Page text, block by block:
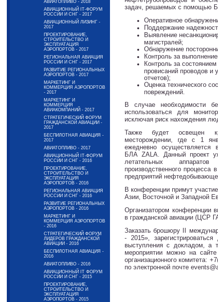
АВИАТОПЛИВО - 2018
АВИАЦИОННЫЙ IT-ФОРУМ
РОССИИ И СНГ - 2017
АВИАЦИОННЫЙ ЛИЗИНГ -
2017
ПРОЕКТИРОВАНИЕ,
СТРОИТЕЛЬСТВО И
ЭКСПЛУАТАЦИЯ
АЭРОПОРТОВ - 2017
РЕГИОНАЛЬНАЯ АВИАЦИЯ
РОССИИ И СНГ - 2017
РАЗВИТИЕ РЕГИОНАЛЬНЫХ
АЭРОПОРТОВ - 2017
МАРКЕТИНГ И
КОММЕРЦИЯ АЭРОПОРТОВ
- 2017
МАРКЕТИНГ И
КОММЕРЦИЯ
АВИАКОМПАНИЙ - 2017
СТРАТЕГИЧЕСКИЙ ФОРУМ
ГРАЖДАНСКОЙ АВИАЦИИ -
2017
БЕСПИЛОТНАЯ АВИАЦИЯ -
2017
АВИАТОПЛИВО - 2017
АВИАЦИОННЫЙ IT-ФОРУМ
РОССИИ И СНГ - 2016
ПРОЕКТИРОВАНИЕ,
СТРОИТЕЛЬСТВО И
ЭКСПЛУАТАЦИЯ
АЭРОПОРТОВ - 2016
РЕГИОНАЛЬНАЯ АВИАЦИЯ
РОССИИ И СНГ - 2016
РАЗВИТИЕ РЕГИОНАЛЬНЫХ
АЭРОПОРТОВ - 2016
МАРКЕТИНГ И
КОММЕРЦИЯ АЭРОПОРТОВ
- 2016
СТРАТЕГИЧЕСКИЙ ФОРУМ
ЛИДЕРОВ ГРАЖДАНСКОЙ
АВИАЦИИ - 2016
БЕСПИЛОТНАЯ АВИАЦИЯ -
2016
АВИАТОПЛИВО - 2016
АВИАЦИОННЫЙ IT ФОРУМ
РОССИИ И СНГ - 2015
ПРОЕКТИРОВАНИЕ,
СТРОИТЕЛЬСТВО И
ЭКСПЛУАТАЦИЯ
АЭРОПОРТОВ - 2015
задач, решаемых с помощью
Оперативное
Поддержание
Выявление
магистралей;
Обнаружение
Контроль за
Контроль за
провисаний проводов и
отчетов);
Оценка технического
повреждений.
В случае необходимости
использоваться для
исключая риск нахождения
Также будет освещен
месторождении, где с 1
ежедневно осуществляется
БЛА ZALA. Данный проект
летательных
производственного процесса
предприятий
В конференции примут
Азии, Восточной и Западной
Организатором конференции
в гражданской авиации (ЦСР
Заказать брошюру II
- 2015»,
выступления с докладом, а
мероприятии можно на
организационного комитета:
по электронной почте